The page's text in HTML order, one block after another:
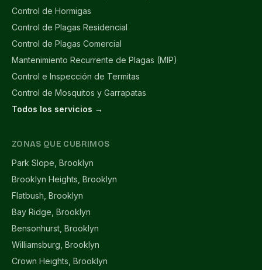
Control de Hormigas
Control de Plagas Residencial
Control de Plagas Comercial
Mantenimiento Recurrente de Plagas (MIP)
Control e Inspección de Termitas
Control de Mosquitos y Garrapatas
Todos los servicios →
ZONAS QUE CUBRIMOS
Park Slope, Brooklyn
Brooklyn Heights, Brooklyn
Flatbush, Brooklyn
Bay Ridge, Brooklyn
Bensonhurst, Brooklyn
Williamsburg, Brooklyn
Crown Heights, Brooklyn